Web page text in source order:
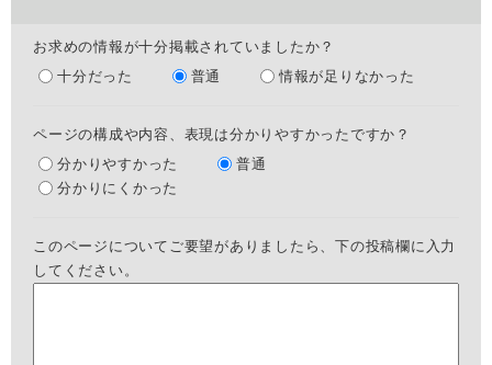
お求めの情報が十分掲載されていましたか？
十分だった
普通 情報が足りなかった
ページの構成や内容、表現は分かりやすかったですか？
分かりやすかった
普通
分かりにくかった
このページについてご要望がありましたら、下の投稿欄に入力
してください。